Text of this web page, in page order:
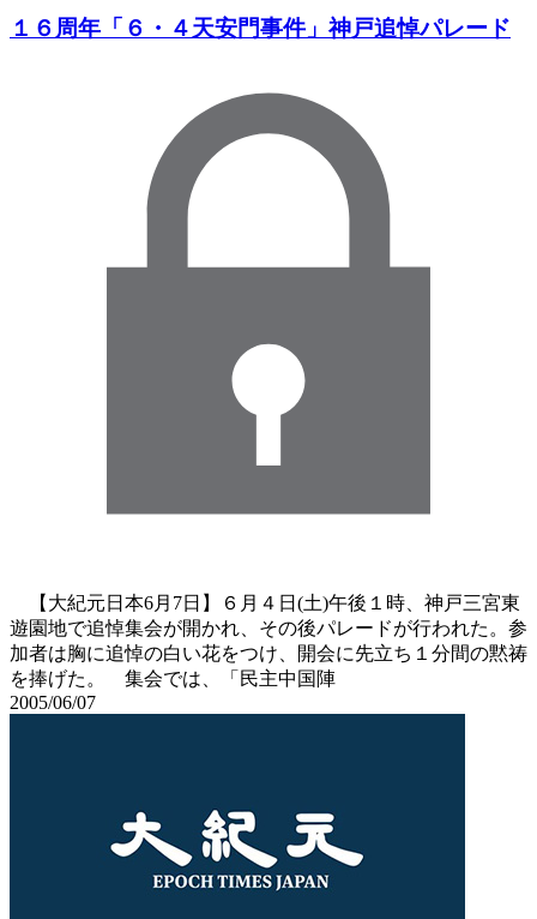
１６周年「６・４天安門事件」神戸追悼パレード
【大紀元日本6月7日】６月４日(土)午後１時、神戸三宮東
遊園地で追悼集会が開かれ、その後パレードが行われた。参
加者は胸に追悼の白い花をつけ、開会に先立ち１分間の黙祷
を捧げた。 集会では、「民主中国陣
2005/06/07